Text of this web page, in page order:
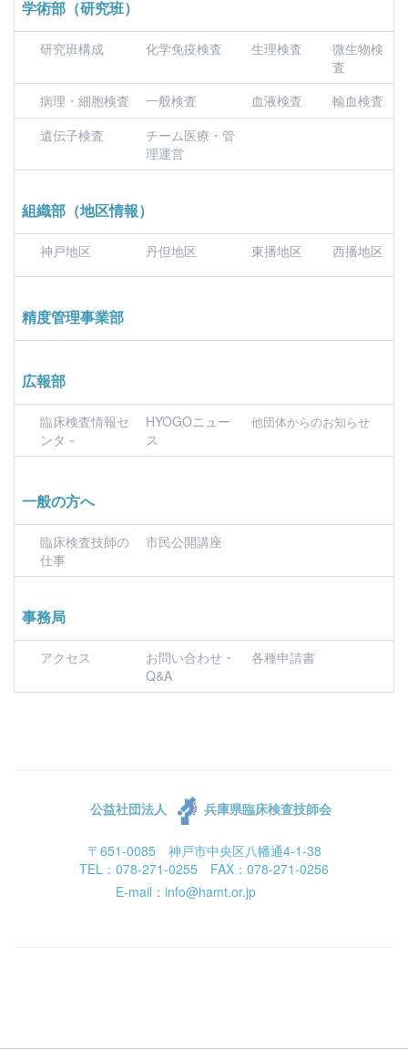
学術部（研究班）
研究班構成 化学免疫検査 生理検査
微生物検
査
病理・細胞検査
一般検査 血液検査
輸血検査
遺伝子検査
チーム医療・管
理運営
組織部（地区情報）
神戸地区 丹但地区 東播地区 西播地区
精度管理事業部
広報部
臨床検査情報セ
ンタ－
HYOGOニュー
ス
他団体からのお知らせ
一般の方へ
臨床検査技師の
仕事
市民公開講座
事務局
アクセス
お問い合わせ・
Q&A
各種申請書
公益社団法人 兵庫県臨床検査技師会
〒651-0085 神戸市中央区八幡通4-1-38
TEL：078-271-0255 FAX：078-271-0256
E-mail：info@hamt.or.jp